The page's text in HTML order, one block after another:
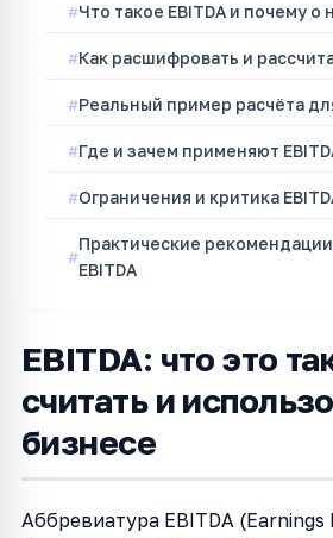
Что такое EBITDA и почему о
Как расшифровать и
Реальный пример расчёта
Где и зачем применяют
Ограничения и критика
Практические
EBITDA
EBITDA: что это
считать и
бизнесе
Аббревиатура EBITDA